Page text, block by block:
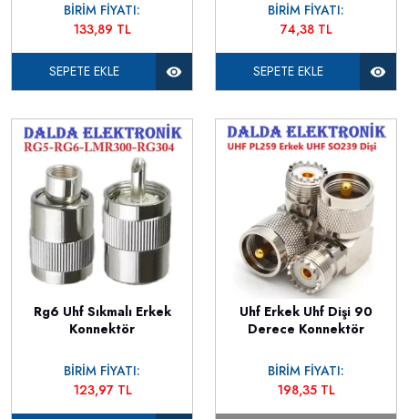
BİRİM FİYATI:
133,89 TL
SEPETE EKLE
BİRİM FİYATI:
74,38 TL
SEPETE EKLE
Rg6 Uhf Sıkmalı Erkek
Konnektör
BİRİM FİYATI:
123,97 TL
Uhf Erkek Uhf Dişi 90
Derece Konnektör
BİRİM FİYATI:
198,35 TL